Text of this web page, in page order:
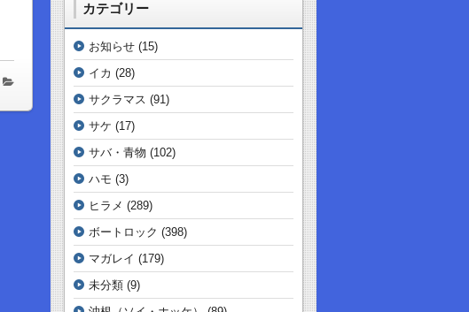
カテゴリー
お知らせ (15)
イカ (28)
サクラマス (91)
サケ (17)
サバ・青物 (102)
ハモ (3)
ヒラメ (289)
ボートロック (398)
マガレイ (179)
未分類 (9)